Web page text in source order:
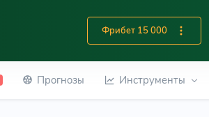
Фрибет 15 000
Прогнозы Инструменты